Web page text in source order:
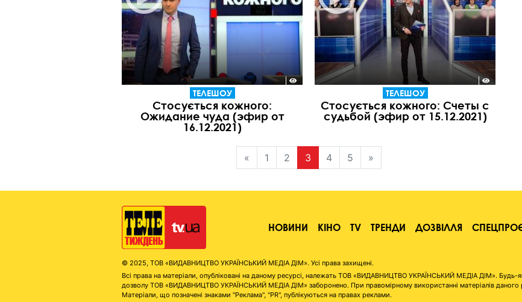
ТЕЛЕШОУ
Стосується кожного:
Ожидание чуда (эфир от
16.12.2021)
ТЕЛЕШОУ
Стосується кожного: Счеты с
судьбой (эфир от 15.12.2021)
« 1 2 3 4 5 »
НОВИНИ КІНО TV ТРЕНДИ ДОЗВІЛЛЯ
© 2025, ТОВ «ВИДАВНИЦТВО УКРАЇНСЬКИЙ МЕДІА ДІМ». Усі права захищені.
Всі права на матеріали, опубліковані на даному ресурсі, належать ТОВ «ВИДАВНИЦТВО УКРАЇНСЬКИЙ МЕДІА ДІМ». Будь-
дозволу ТОВ «ВИДАВНИЦТВО УКРАЇНСЬКИЙ МЕДІА ДІМ» заборонено. При правомірному використанні матеріалів даного
Матеріали, що позначені знаками "Реклама", "PR", публікуються на правах реклами.